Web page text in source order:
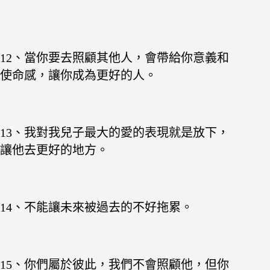
12、當你要去照顧其他人，會帶給你意義和
使命感，讓你成為更好的人。
13、我對我兒子最大的愛的表現就是放下，
讓他去更好的地方。
14、不能讓未來被過去的不好拖累。
15、你們屬於彼此，我們不會照顧他，但你